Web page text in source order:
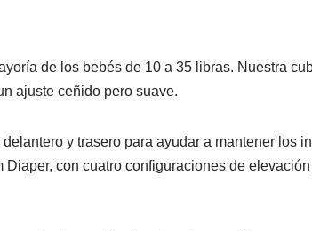
de los bebés de 10 a 35 libras. Nuestra
ajuste ceñido pero suave.
y trasero para ayudar a mantener los
Diaper, con cuatro configuraciones de